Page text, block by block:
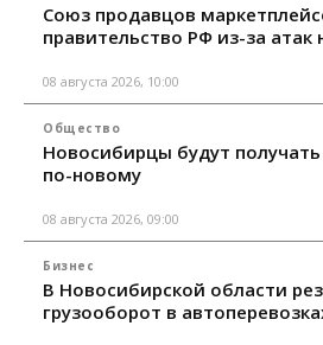
Союз продавцов
правительство РФ из-за атак
08 августа 2026, 10:00
Общество
Новосибирцы будут
по-новому
08 августа 2026, 09:00
Бизнес
В Новосибирской области
грузооборот в